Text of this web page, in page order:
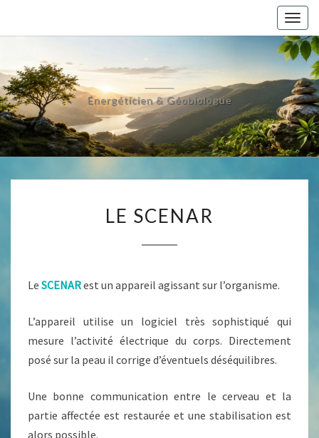
Énergéticien & Géobiologue
SCENAR
LE SCENAR
Le SCENARest un appareil agissant sur l’organisme.
L’appareil utilise un logiciel très sophistiqué qui
mesure l’activité électrique du corps. Directement
posé sur la peau il corrige d’éventuels déséquilibres.
Une bonne communication entre le cerveau et la
partie affectée est restaurée et une stabilisation est
alors possible.